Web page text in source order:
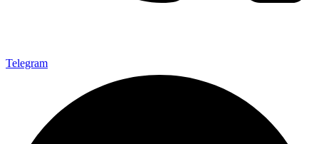
Telegram